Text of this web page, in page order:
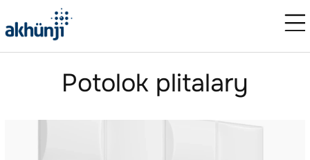
Potolok plitalary